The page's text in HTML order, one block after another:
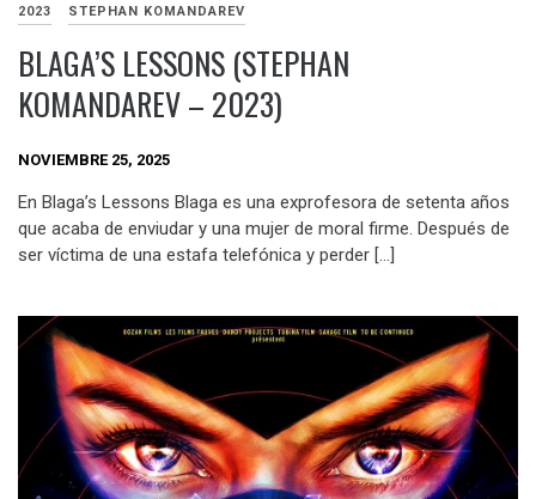
2023 STEPHAN KOMANDAREV
BLAGA’S LESSONS (STEPHAN
KOMANDAREV – 2023)
NOVIEMBRE 25, 2025
En Blaga’s Lessons Blaga es una exprofesora de setenta años
que acaba de enviudar y una mujer de moral firme. Después de
ser víctima de una estafa telefónica y perder […]